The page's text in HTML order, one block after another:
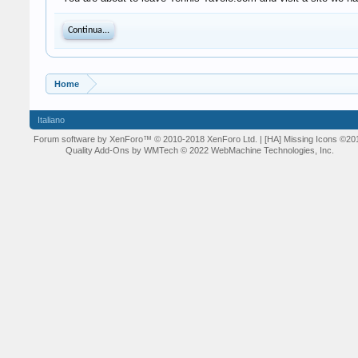
Continua...
Home
Italiano
Forum software by XenForo™ © 2010-2018 XenForo Ltd. | [HA] Missing Icons
Quality Add-Ons by WMTech © 2022 WebMachine Technologies, Inc.